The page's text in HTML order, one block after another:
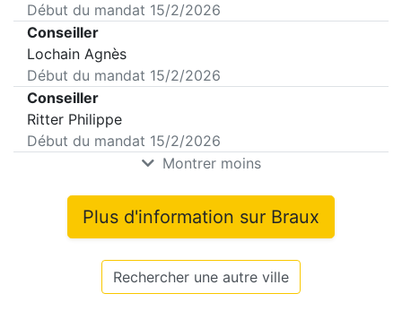
Début du mandat 15/2/2026
Conseiller
Lochain Agnès
Début du mandat 15/2/2026
Conseiller
Ritter Philippe
Début du mandat 15/2/2026
Montrer moins
Plus d'information sur Braux
Rechercher une autre ville